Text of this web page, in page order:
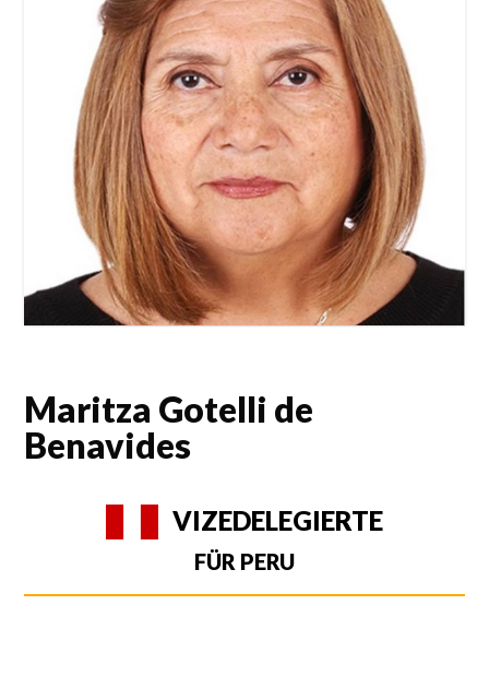
Maritza Gotelli de
Benavides
VIZEDELEGIERTE
FÜR PERU